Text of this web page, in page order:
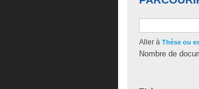
Aller à Thèse ou
Nombre de